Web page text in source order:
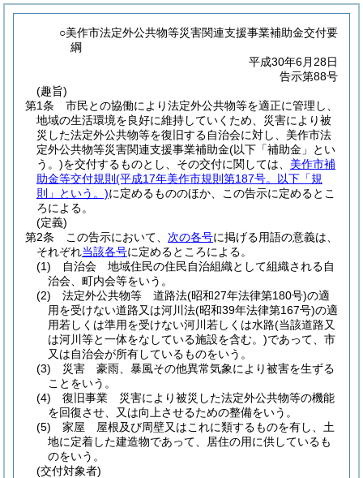
○美作市法定外公共物等災害関連支援事業補助金交付要
綱
平成30年6月28日
告示第88号
(趣旨)
第1条
市民との協働により法定外公共物等を適正に管理し、
地域の生活環境を良好に維持していくため、災害により被
災した法定外公共物等を復旧する自治会に対し、美作市法
定外公共物等災害関連支援事業補助金(以下「補助金」とい
う。)を交付するものとし、その交付に関しては、 美作市補
助金等交付規則 (平成17年美作市規則第187号。以下「規
則」という。)に定めるもののほか、この告示に定めるとこ
ろによる。
(定義)
第2条
この告示において、 次の各号に掲げる用語の意義は、
それぞれ当該各号に定めるところによる。
(1)
自治会 地域住民の住民自治組織として組織される自
治会、町内会等をいう。
(2)
法定外公共物等 道路法(昭和27年法律第180号)の適
用を受けない道路又は河川法(昭和39年法律第167号)の適
用若しくは準用を受けない河川若しくは水路(当該道路又
は河川等と一体をなしている施設を含む。)であって、市
又は自治会が所有しているものをいう。
(3)
災害 豪雨、暴風その他異常気象により被害を生ずる
ことをいう。
(4)
復旧事業 災害により被災した法定外公共物等の機能
を回復させ、又は向上させるための整備をいう。
(5)
家屋 屋根及び周壁又はこれに類するものを有し、土
地に定着した建造物であって、居住の用に供しているも
のをいう。
(交付対象者)